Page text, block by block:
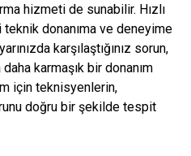
hizmeti de sunabilir. Hızlı
donanıma ve deneyime
karşılaştığınız sorun,
karmaşık bir donanım
için teknisyenlerin,
doğru bir şekilde tespit